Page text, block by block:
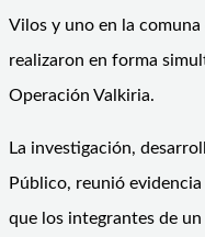
Vilos y uno en la
realizaron en forma
Operación Valkiria.
La investigación,
Público, reunió
que los integrantes de